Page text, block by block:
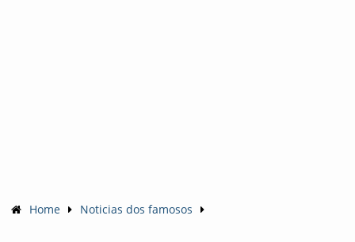
Home Noticias dos famosos